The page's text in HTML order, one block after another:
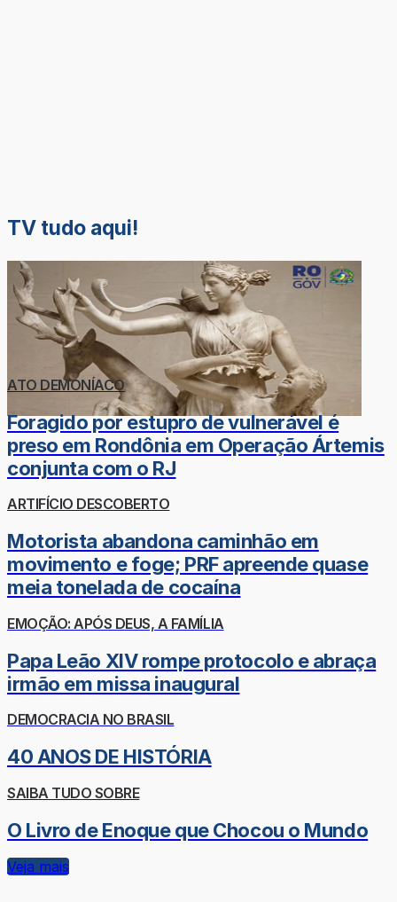
TV tudo aqui!
ATO DEMONÍACO
Foragido por estupro de vulnerável é
preso em Rondônia em Operação Ártemis
conjunta com o RJ
ARTIFÍCIO DESCOBERTO
Motorista abandona caminhão em
movimento e foge; PRF apreende quase
meia tonelada de cocaína
EMOÇÃO: APÓS DEUS, A FAMÍLIA
Papa Leão XIV rompe protocolo e abraça
irmão em missa inaugural
DEMOCRACIA NO BRASIL
40 ANOS DE HISTÓRIA
SAIBA TUDO SOBRE
O Livro de Enoque que Chocou o Mundo
Veja mais